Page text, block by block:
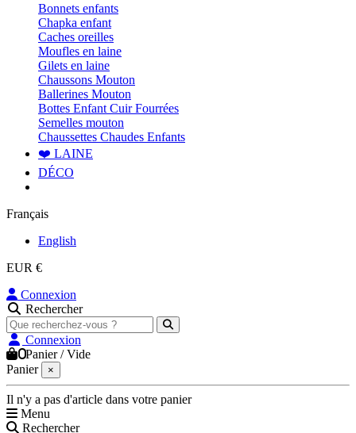
Bonnets enfants
Chapka enfant
Caches oreilles
Moufles en laine
Gilets en laine
Chaussons Mouton
Ballerines Mouton
Bottes Enfant Cuir Fourrées
Semelles mouton
Chaussettes Chaudes Enfants
❤️ LAINE
DÉCO
Français
English
EUR €
Connexion
Rechercher
Connexion
0Panier /Vide
Panier
×
Il n'y a pas d'article dans votre panier
Menu
Rechercher